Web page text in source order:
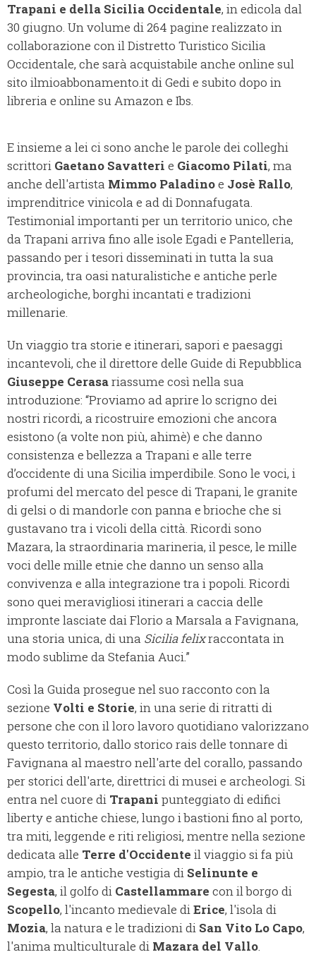
Trapani e della Sicilia Occidentale, in edicola dal
30 giugno. Un volume di 264 pagine realizzato in
collaborazione con il Distretto Turistico Sicilia
Occidentale, che sarà acquistabile anche online sul
sito ilmioabbonamento.it di Gedi e subito dopo in
libreria e online su Amazon e Ibs.
E insieme a lei ci sono anche le parole dei colleghi
scrittori Gaetano Savatteri e Giacomo Pilati, ma
anche dell'artista Mimmo Paladinoe Josè Rallo,
imprenditrice vinicola e ad di Donnafugata.
Testimonial importanti per un territorio unico, che
da Trapani arriva fino alle isole Egadi e Pantelleria,
passando per i tesori disseminati in tutta la sua
provincia, tra oasi naturalistiche e antiche perle
archeologiche, borghi incantati e tradizioni
millenarie.
Un viaggio tra storie e itinerari, sapori e paesaggi
incantevoli, che il direttore delle Guide di Repubblica
Giuseppe Cerasariassume così nella sua
introduzione: “Proviamo ad aprire lo scrigno dei
nostri ricordi, a ricostruire emozioni che ancora
esistono (a volte non più, ahimè) e che danno
consistenza e bellezza a Trapani e alle terre
d’occidente di una Sicilia imperdibile. Sono le voci, i
profumi del mercato del pesce di Trapani, le granite
di gelsi o di mandorle con panna e brioche che si
gustavano tra i vicoli della città. Ricordi sono
Mazara, la straordinaria marineria, il pesce, le mille
voci delle mille etnie che danno un senso alla
convivenza e alla integrazione tra i popoli. Ricordi
sono quei meravigliosi itinerari a caccia delle
impronte lasciate dai Florio a Marsala a Favignana,
una storia unica, di una Sicilia felixraccontata in
modo sublime da Stefania Auci.”
Così la Guida prosegue nel suo racconto con la
sezione Volti e Storie, in una serie di ritratti di
persone che con il loro lavoro quotidiano valorizzano
questo territorio, dallo storico rais delle tonnare di
Favignana al maestro nell'arte del corallo, passando
per storici dell'arte, direttrici di musei e archeologi. Si
entra nel cuore di Trapani punteggiato di edifici
liberty e antiche chiese, lungo i bastioni fino al porto,
tra miti, leggende e riti religiosi, mentre nella sezione
dedicata alle Terre d'Occidente il viaggio si fa più
ampio, tra le antiche vestigia di Selinunte e
Segesta, il golfo di Castellammare con il borgo di
Scopello, l'incanto medievale diErice, l'isola di
Mozia, la natura e le tradizioni di San Vito Lo Capo,
l'anima multiculturale di Mazara del Vallo.